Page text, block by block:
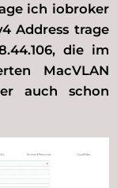
ich iobroker
Address trage
die im
MacVLAN
auch schon